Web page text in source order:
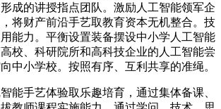
成的讲授指点团队。激励人工智能领军企
将财产前沿手艺取教育资本无机整合。技
能力。平衡设置装备摆设中小学人工智能
校、科研院所和高科技企业的人工智能尝
中小学校。按照有序、互利共享的准绳。
手艺体验取乐趣培育，通过集体备课、